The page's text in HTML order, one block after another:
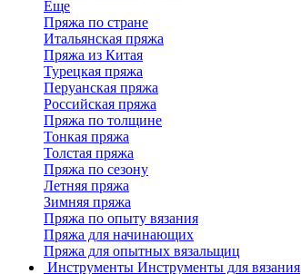
Еще
Пряжа по стране
Итальянская пряжа
Пряжа из Китая
Турецкая пряжа
Перуанская пряжа
Российская пряжа
Пряжа по толщине
Тонкая пряжа
Толстая пряжа
Пряжа по сезону
Летняя пряжа
Зимняя пряжа
Пряжа по опыту вязания
Пряжа для начинающих
Пряжа для опытных вязальщиц
Инструменты Инструменты для вязания